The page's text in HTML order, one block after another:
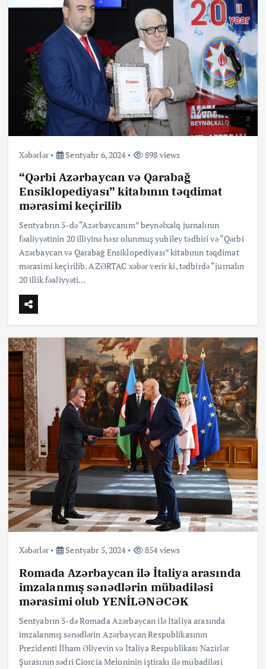
Xəbərlər Sentyabr 6, 2024 898 views
“Qərbi Azərbaycan və Qarabağ
Ensiklopediyası” kitabının təqdimat
mərasimi keçirilib
Sentyabrın 5-də “Azərbaycanım” beynəlxalq jurnalının
fəaliyyətinin 20 illiyinə həsr olunmuş yubiley tədbiri və “Qərbi
Azərbaycan və Qarabağ Ensiklopediyası” kitabının təqdimat
mərasimi keçirilib. AZƏRTAC xəbər verir ki, tədbirdə “jurnalın
20 illik fəaliyyəti…
Xəbərlər Sentyabr 5, 2024 854 views
Romada Azərbaycan ilə İtaliya arasında
imzalanmış sənədlərin mübadiləsi
mərasimi olub YENİLƏNƏCƏK
Sentyabrın 5-də Romada Azərbaycan ilə İtaliya arasında
imzalanmış sənədlərin Azərbaycan Respublikasının
Prezidenti İlham Əliyevin və İtaliya Respublikası Nazirlər
Şurasının sədri Ciorcia Meloninin iştirakı ilə mübadiləsi